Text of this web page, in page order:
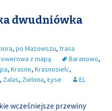
dwudniówka
, po Mazowszu, trasa
z mapą Baranowo,
, Krasne, Krasnosielc,
, Zalas, Zielona, Łyse EL
wcześniejsze przewiny